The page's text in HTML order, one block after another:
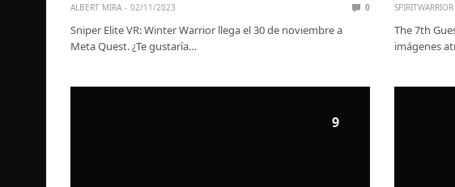
ALBERT MIRA 02/11/2023 0
Sniper Elite VR: Winter Warrior llega el 30 de noviembre a
Meta Quest. ¿Te gustaría…
SPIRITWARRIOR
The 7th
imágenes
9